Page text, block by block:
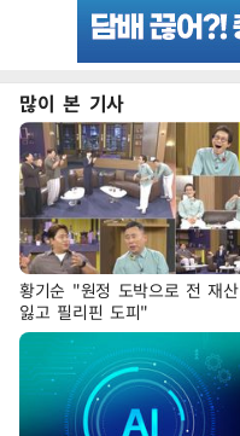
많이 본 기사
황기순 "원정 도박으로 전 재산
잃고 필리핀 도피"